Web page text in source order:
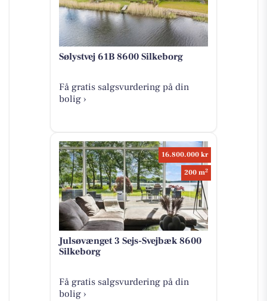
Sølystvej 61B 8600 Silkeborg
Få gratis salgsvurdering på din
bolig ›
16.800.000 kr
200 m2
Julsøvænget 3 Sejs-Svejbæk 8600
Silkeborg
Få gratis salgsvurdering på din
bolig ›